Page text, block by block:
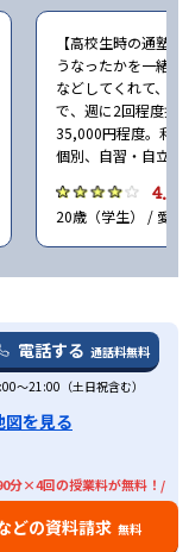
【高校生時の通塾
うなったかを一緒
などしてくれて、
で、週に2回程度授
35,000円程度。利
個別、自習・自立
4.0
20歳（学生） / 愛知
電話する 通話料無料
〜21:00（土日祝含む）
図を見る
分×4回の授業料が無料！/
どの資料請求 無料